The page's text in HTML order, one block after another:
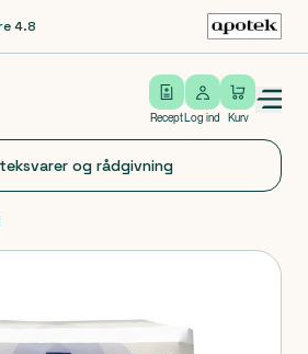
4.8
Recept
Log ind
Log ind Kurv
Open/close menu